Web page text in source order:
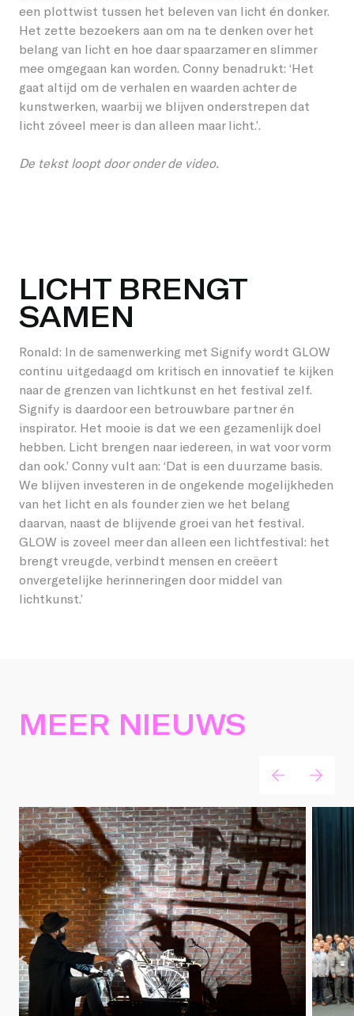
een plottwist tussen het beleven van licht én donker.
Het zette bezoekers aan om na te denken over het
belang van licht en hoe daar spaarzamer en slimmer
mee omgegaan kan worden. Conny benadrukt: ‘Het
gaat altijd om de verhalen en waarden achter de
kunstwerken, waarbij we blijven onderstrepen dat
licht zóveel meer is dan alleen maar licht.’.
De tekst loopt door onder de video.
LICHT BRENGT
SAMEN
Ronald: In de samenwerking met Signify wordt GLOW
continu uitgedaagd om kritisch en innovatief te kijken
naar de grenzen van lichtkunst en het festival zelf.
Signify is daardoor een betrouwbare partner én
inspirator. Het mooie is dat we een gezamenlijk doel
hebben. Licht brengen naar iedereen, in wat voor vorm
dan ook.’ Conny vult aan: ‘Dat is een duurzame basis.
We blijven investeren in de ongekende mogelijkheden
van het licht en als founder zien we het belang
daarvan, naast de blijvende groei van het festival.
GLOW is zoveel meer dan alleen een lichtfestival: het
brengt vreugde, verbindt mensen en creëert
onvergetelijke herinneringen door middel van
lichtkunst.’
MEER NIEUWS